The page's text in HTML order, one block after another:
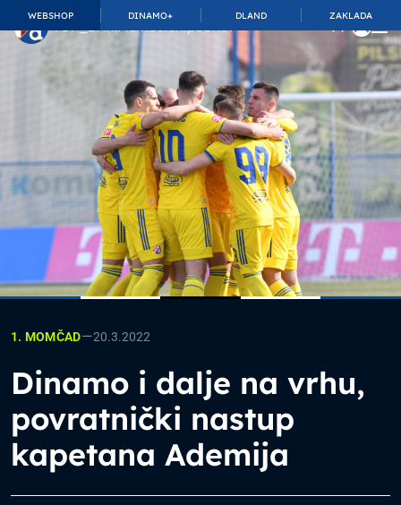
WEBSHOP DINAMO+ DLAND ZAKLADA
TOP_BAR.MembershipSuffix
1. MOMČAD—20.3.2022
Dinamo i dalje na vrhu,
povratnički nastup
kapetana Ademija